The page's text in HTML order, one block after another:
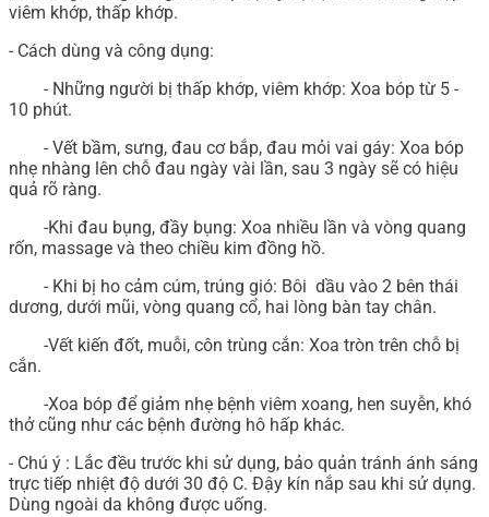
viêm khớp, thấp khớp.
- Cách dùng và công dụng:
- Những người bị thấp khớp, viêm khớp: Xoa bóp từ 5 -
10 phút.
- Vết bầm, sưng, đau cơ bắp, đau mỏi vai gáy: Xoa bóp
nhẹ nhàng lên chỗ đau ngày vài lần, sau 3 ngày sẽ có hiệu
quả rõ ràng.
-Khi đau bụng, đầy bụng: Xoa nhiều lần và vòng quang
rốn, massage và theo chiều kim đồng hồ.
- Khi bị ho cảm cúm, trúng gió: Bôi dầu vào 2 bên thái
dương, dưới mũi, vòng quang cổ, hai lòng bàn tay chân.
-Vết kiến đốt, muỗi, côn trùng cắn: Xoa tròn trên chỗ bị
cắn.
-Xoa bóp để giảm nhẹ bệnh viêm xoang, hen suyễn, khó
thở cũng như các bệnh đường hô hấp khác.
- Chú ý : Lắc đều trước khi sử dụng, bảo quản tránh ánh sáng
trực tiếp nhiệt độ dưới 30 độ C. Đậy kín nắp sau khi sử dụng.
Dùng ngoài da không được uống.